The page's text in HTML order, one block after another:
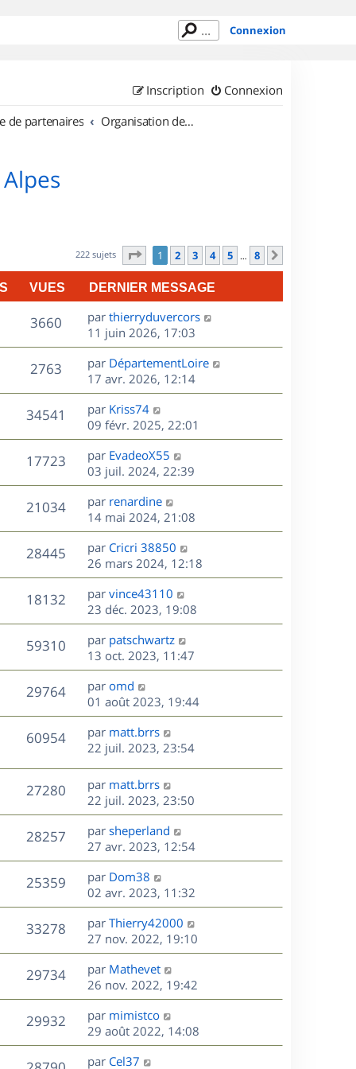
Connexion
Connexion
Inscription
de partenaires Organisation de sorties en région Rhône Alpes
222 sujets Page sur8
1 2 3 4 5 … 8
VUES DERNIER MESSAGE
3660V
u
e
s
D
e
r
n
i
e
r
m
e
s
s
a
g
e
par thierryduvercors
11 juin 2026, 17:03
2763V
u
e
s
D
e
r
n
i
e
r
m
e
s
s
a
g
e
par DépartementLoire
17 avr. 2026, 12:14
34541
u
e
D
e
r
n
i
e
r
m
e
s
s
a
g
e
par Kriss74
09 févr. 2025, 22:01
17723V
u
D
e
r
n
i
e
r
m
e
s
s
a
g
e
par EvadeoX55
03 juil. 2024, 22:39
21034V
u
s
D
e
r
n
i
e
r
m
e
s
s
a
g
e
par renardine
14 mai 2024, 21:08
28445V
u
e
s
D
e
r
n
i
e
r
m
e
s
s
a
g
e
par Cricri 38850
26 mars 2024, 12:18
18132V
u
D
e
r
n
i
e
r
m
e
s
s
a
g
e
par vince43110
23 déc. 2023, 19:08
59310V
u
D
e
r
n
i
e
r
m
e
s
s
a
g
e
par patschwartz
13 oct. 2023, 11:47
29764V
u
D
e
r
n
i
e
r
m
e
s
s
a
g
e
par omd
01 août 2023, 19:44
60954V
u
e
D
e
n
i
e
r
m
e
s
s
a
g
e
par matt.brrs
22 juil. 2023, 23:54
27280V
u
s
D
e
r
n
i
e
r
m
e
s
s
a
g
e
par matt.brrs
22 juil. 2023, 23:50
28257V
u
s
D
e
r
n
i
e
r
m
e
s
s
a
g
e
par sheperland
27 avr. 2023, 12:54
25359V
u
e
D
e
r
n
i
e
r
m
e
s
s
a
par Dom38
02 avr. 2023, 11:32
33278V
u
s
D
e
r
n
i
e
r
m
e
s
par Thierry42000
27 nov. 2022, 19:10
29734V
u
e
s
D
e
r
n
i
e
r
par Mathevet
26 nov. 2022, 19:42
29932V
u
D
e
r
n
par mimistco
29 août 2022, 14:08
D
par Cel37